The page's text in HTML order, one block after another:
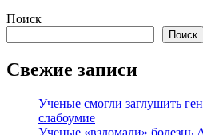
Поиск
Поиск
Свежие записи
Ученые смогли заглушить
слабоумие
Ученые «взломали» болезнь